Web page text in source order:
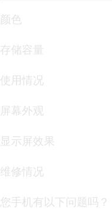
颜色
存储容量
使用情况
屏幕外观
显示屏效果
维修情况
您手机有以下问题吗？